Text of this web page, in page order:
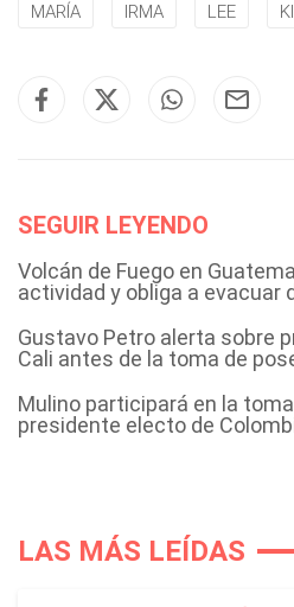
MARÍA IRMA LEE
SEGUIR LEYENDO
Volcán de Fuego en
actividad y obliga a evacuar
Gustavo Petro alerta sobre
Cali antes de la toma de
Mulino participará en la
presidente electo de
LAS MÁS LEÍDAS